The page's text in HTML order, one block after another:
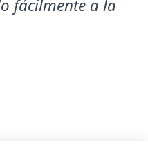
fácilmente a la